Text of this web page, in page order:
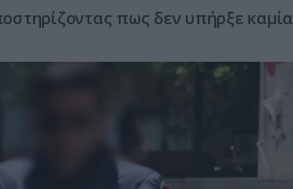
πως δεν υπήρξε καμία